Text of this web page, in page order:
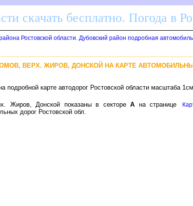
скачать бесплатно. Погода в
Ростовской области. Дубовский район подробная
ВЕРХ. ЖИРОВ, ДОНСКОЙ НА КАРТЕ
подробной карте автодорог Ростовской области масштаба
Жиров, Донской показаны в сектореА на странице
дорог Ростовской обл.